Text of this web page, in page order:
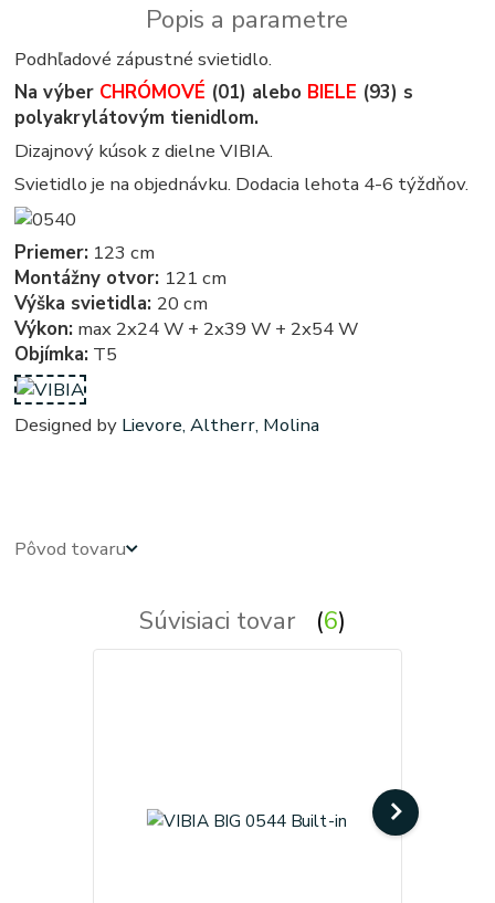
Popis a parametre
Podhľadové zápustné svietidlo.
Na výber CHRÓMOVÉ (01) alebo BIELE (93) s
polyakrylátovým tienidlom.
Dizajnový kúsok z dielne VIBIA.
Svietidlo je na objednávku. Dodacia lehota 4-6 týždňov.
Priemer: 123 cm
Montážny otvor: 121 cm
Výška svietidla: 20 cm
Výkon: max 2x24 W + 2x39 W + 2x54 W
Objímka: T5
Designed by Lievore, Altherr, Molina
Pôvod tovaru
Súvisiaci tovar 6